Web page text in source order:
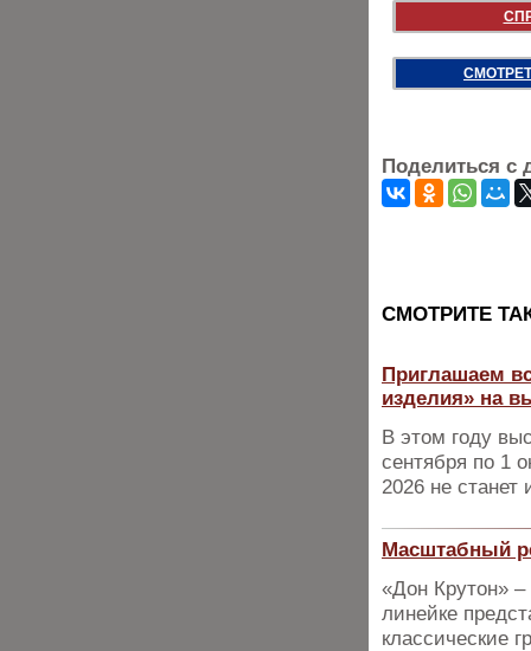
Поделиться с
CМОТРИТЕ
Приглашаем
изделия» на
В этом году
сентября по 1
2026 не
Масштабный
«Дон Крутон» –
линейке
классические